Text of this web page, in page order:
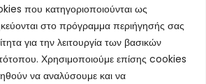
που κατηγοριοποιούνται ως
στο πρόγραμμα περιήγησής σας
για την λειτουργία των βασικών
Χρησιμοποιούμε επίσης cookies
να αναλύσουμε και να